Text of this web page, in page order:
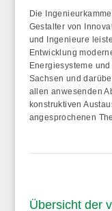
Die
Gestalter von
und Ingenieure
Entwicklung
Energiesysteme
Sachsen und
allen anwesenden
konstruktiven
angesprochenen
Übersicht der